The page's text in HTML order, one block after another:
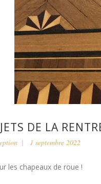
DE LA
1 septembre 2022
les chapeaux de roue !